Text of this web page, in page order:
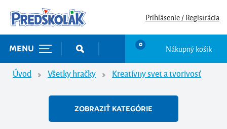
Prihlásenie / Registrácia
MENU 0 Nákupný košík
Úvod Všetky hračky Kreatívny svet a tvorivosť
ZOBRAZIŤ KATEGÓRIE